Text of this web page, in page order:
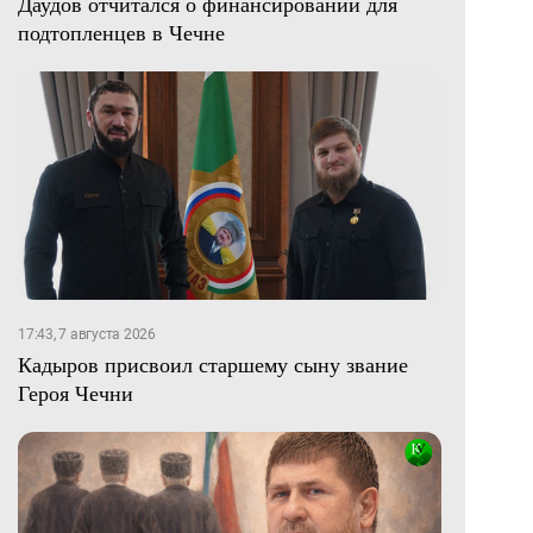
подтопленцев в Чечне
17:43, 7 августа 2026
Кадыров присвоил старшему сыну звание
Героя Чечни